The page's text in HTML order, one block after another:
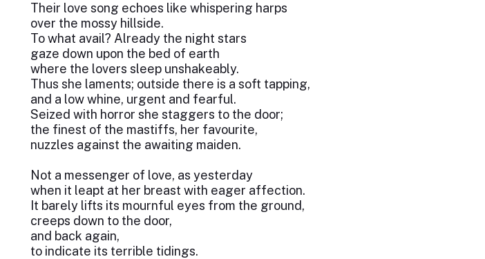
Their love song echoes like whispering harps
over the mossy hillside.
To what avail? Already the night stars
gaze down upon the bed of earth
where the lovers sleep unshakeably.
Thus she laments; outside there is a soft tapping,
and a low whine, urgent and fearful.
Seized with horror she staggers to the door;
the finest of the mastiffs, her favourite,
nuzzles against the awaiting maiden.
Not a messenger of love, as yesterday
when it leapt at her breast with eager affection.
It barely lifts its mournful eyes from the ground,
creeps down to the door,
and back again,
to indicate its terrible tidings.